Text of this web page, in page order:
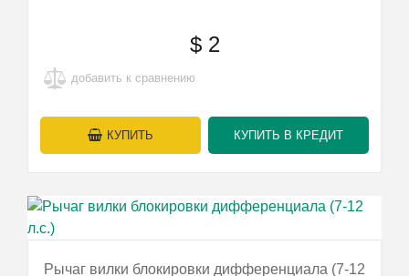
$2
добавить к сравнению
КУПИТЬ КУПИТЬ В КРЕДИТ
Рычаг вилки блокировки дифференциала (7-12